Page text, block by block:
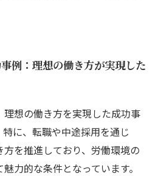
例：理想の働き方が実現した
想の働き方を実現した成功事
に、転職や中途採用を通じ
を推進しており、労働環境の
力的な条件となっています。